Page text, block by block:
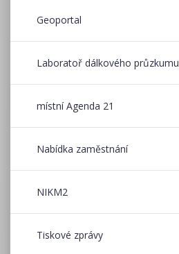
Geoportal
Laboratoř dálkového průzkumu
místní Agenda 21
Nabídka zaměstnání
NIKM2
Tiskové zprávy